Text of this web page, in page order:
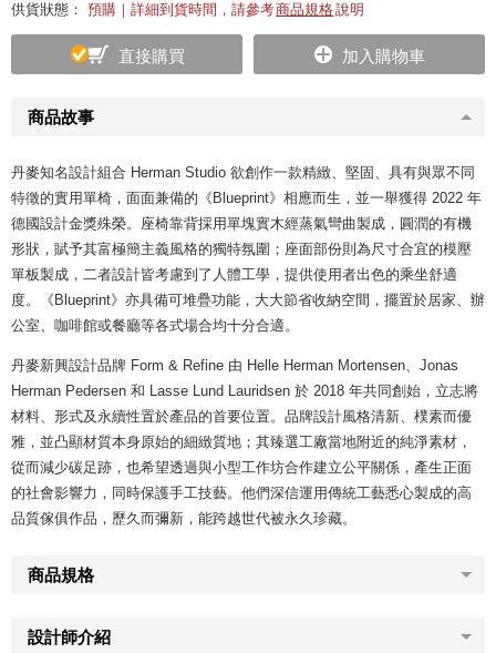
商品故事
丹麥知名設計組合 Herman Studio 欲創作一款精緻、堅固、具有與眾不同
特徵的實用單椅，面面兼備的《Blueprint》相應而生，並一舉獲得 2022 年
德國設計金獎殊榮。座椅靠背採用單塊實木經蒸氣彎曲製成，圓潤的有機
形狀，賦予其富極簡主義風格的獨特氛圍；座面部份則為尺寸合宜的模壓
單板製成，二者設計皆考慮到了人體工學，提供使用者出色的乘坐舒適
度。《Blueprint》亦具備可堆疊功能，大大節省收納空間，擺置於居家、辦
公室、咖啡館或餐廳等各式場合均十分合適。
丹麥新興設計品牌 Form & Refine 由 Helle Herman Mortensen、Jonas
Herman Pedersen 和 Lasse Lund Lauridsen 於 2018 年共同創始，立志將
材料、形式及永續性置於產品的首要位置。品牌設計風格清新、樸素而優
雅，並凸顯材質本身原始的細緻質地；其臻選工廠當地附近的純淨素材，
從而減少碳足跡，也希望透過與小型工作坊合作建立公平關係，產生正面
的社會影響力，同時保護手工技藝。他們深信運用傳統工藝悉心製成的高
品質傢俱作品，歷久而彌新，能跨越世代被永久珍藏。
商品規格
設計師介紹
供貨狀態： 預購｜詳細到貨時間，請參考商品規格說明
直接購買 加入購物車